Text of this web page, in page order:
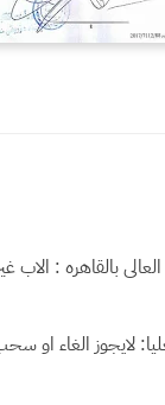
بالقاهره : الاب
لايجوز الغاء او